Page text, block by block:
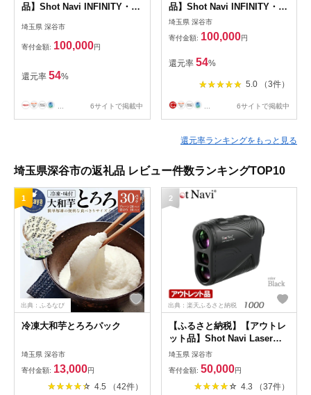
品】Shot Navi INFINITY・
nano GR（ショットナビ イ
ンフィニティ・レーザースナ
ラー：ホワイト＞ 【11218-
0874】
埼玉県 深谷市
寄付金額: 100,000円
還元率 54%
... 6サイトで掲載中
品】Shot Navi INFINITY・
Shot Navi Laser Sniper
nano GR（ショットナビ イ
ンフィニティ・レーザースナ
イパー ナノ GR）セット＜カ
ラー：ブラック＞ 【11218-
埼玉県 深谷市
寄付金額: 100,000円
還元率 54%
5.0 （3件）
... 6サイトで掲載中
還元率ランキングをもっと見る
埼玉県深谷市の返礼品 レビュー件数ランキングTOP10
1
出典：ふるなび
冷凍大和芋とろろパック
埼玉県 深谷市
寄付金額: 13,000円
4.5 （42件）
2
出典：楽天ふるさと納税
【ふるさと納税】【アウトレ
ット品】Shot Navi Laser
Sniper X1 Fit2 1000＜カラ
ー：ブラック＞ 【11218-
0505】 # ショットナビ 距離
計 GPSナビ ゴルフナビ 計測
埼玉県 深谷市
寄付金額: 50,000円
4.3 （37件）